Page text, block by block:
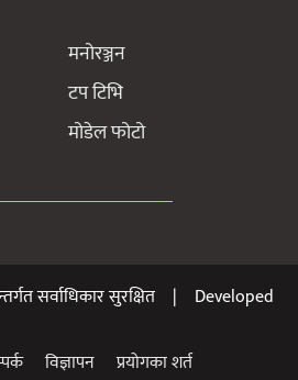
मनोरञ्जन
टप टिभि
मोडेल फोटो
सर्वाधिकार सुरक्षित | Developed
विज्ञापन प्रयोगका शर्त